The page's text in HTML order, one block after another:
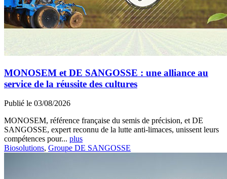
MONOSEM et DE SANGOSSE : une alliance au
service de la réussite des cultures
Publié le 03/08/2026
MONOSEM, référence française du semis de précision, et DE
SANGOSSE, expert reconnu de la lutte anti-limaces, unissent leurs
compétences pour... plus
Biosolutions, Groupe DE SANGOSSE